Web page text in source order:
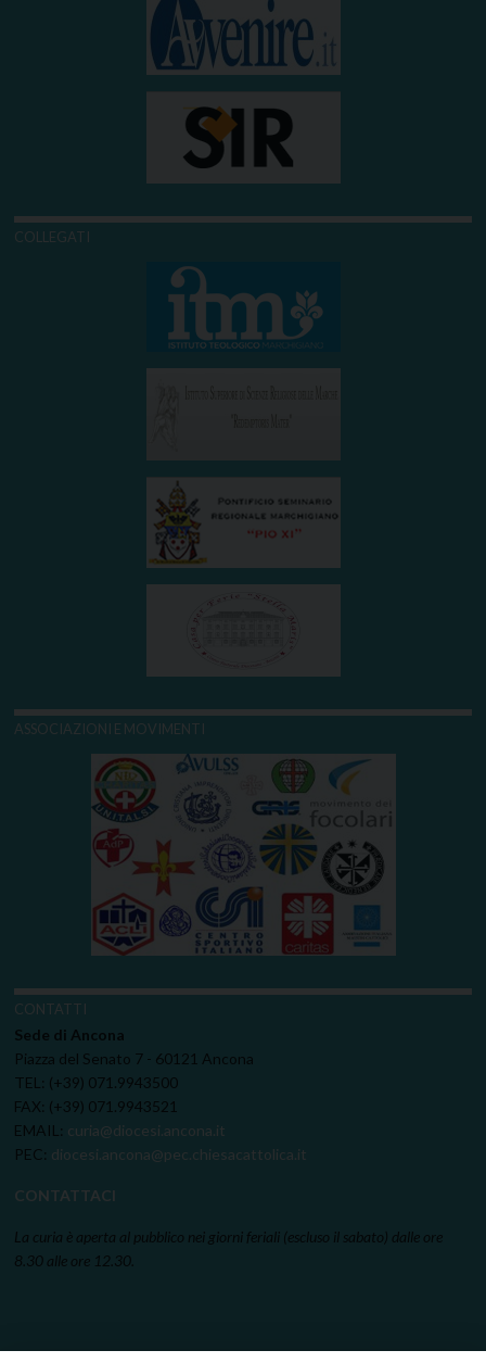
COLLEGATI
ASSOCIAZIONI E MOVIMENTI
CONTATTI
Sede di Ancona
Piazza del Senato 7 - 60121 Ancona
TEL: (+39) 071.9943500
FAX: (+39) 071.9943521
EMAIL: curia@diocesi.ancona.it
PEC: diocesi.ancona@pec.chiesacattolica.it
CONTATTACI
La curia è aperta al pubblico nei giorni feriali (escluso il sabato) dalle ore
8.30 alle ore 12.30.